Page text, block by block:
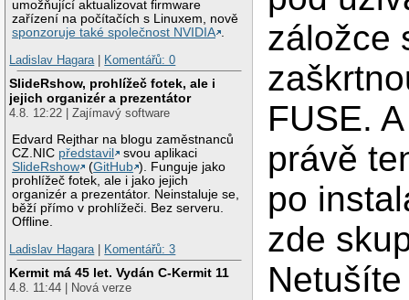
umožňující aktualizovat firmware
zařízení na počítačích s Linuxem, nově
sponzoruje také společnost NVIDIA .
Ladislav Hagara | Komentářů: 0
SlideRshow, prohlížeč fotek, ale i
jejich organizér a prezentátor
4.8. 12:22 | Zajímavý software
Edvard Rejthar na blogu zaměstnanců
CZ.NIC představil
svou aplikaci
SlideRshow
(GitHub ). Funguje jako
prohlížeč fotek, ale i jako jejich
organizér a prezentátor. Neinstaluje se,
běží přímo v prohlížeči. Bez serveru.
Offline.
Ladislav Hagara | Komentářů: 3
Kermit má 45 let. Vydán C-Kermit 11
4.8. 11:44 | Nová verze
záložce
FUSE.
právě
po
zde